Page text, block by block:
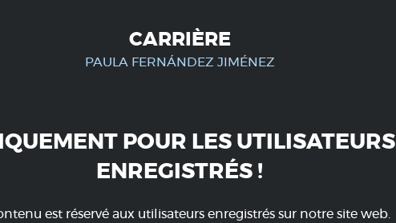
CARRIÈRE
PAULA FERNÁNDEZ JIMÉNEZ
POUR LES UTILISATEURS
ENREGISTRÉS !
est réservé aux utilisateurs enregistrés sur notre site web.